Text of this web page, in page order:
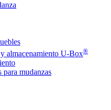
almacenamiento U-Box®
para mudanzas